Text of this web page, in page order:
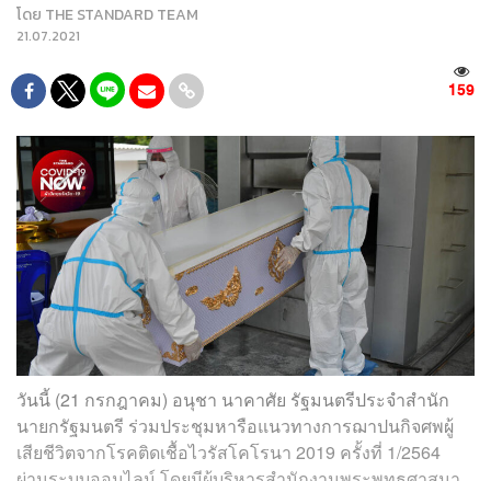
โดย THE STANDARD TEAM
21.07.2021
159
วันนี้ (21 กรกฎาคม) อนุชา นาคาศัย รัฐมนตรีประจำสำนัก
นายกรัฐมนตรี ร่วมประชุมหารือแนวทางการฌาปนกิจศพผู้
เสียชีวิตจากโรคติดเชื้อไวรัสโคโรนา 2019 ครั้งที่ 1/2564